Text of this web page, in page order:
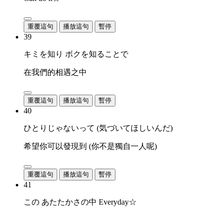
重覆這句 播放這句 暫停
39
キミを知り ボクを知ることで
在我們的相遇之中
重覆這句 播放這句 暫停
40
ひとりじゃないって (気づいてほしいんだ)
希望你可以發現到 (你不是獨自一人呢)
重覆這句 播放這句 暫停
41
この あたたかさの中 Everyday☆